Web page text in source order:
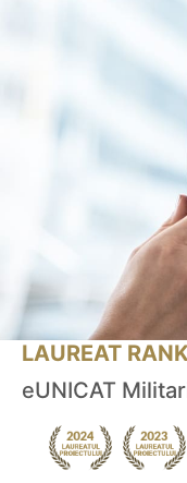
LAUREAT
eUNICAT